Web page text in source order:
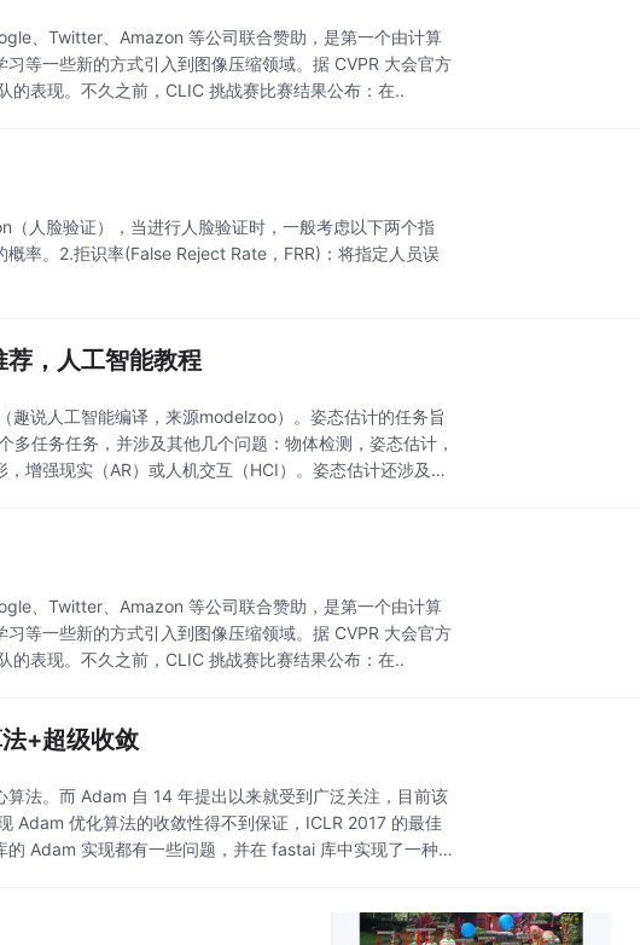
、Twitter、Amazon 等公司联合赞助，是第一个由计算
等一些新的方式引入到图像压缩领域。据 CVPR 大会官方
的表现。不久之前，CLIC 挑战赛比赛结果公布：在..
人脸验证），当进行人脸验证时，一般考虑以下两个指
率。2.拒识率(False Reject Rate，FRR)：将指定人员误
，人工智能教程
趣说人工智能编译，来源modelzoo）。姿态估计的任务旨
任务任务，并涉及其他几个问题：物体检测，姿态估计，
增强现实（AR）或人机交互（HCI）。姿态估计还涉及基
、Twitter、Amazon 等公司联合赞助，是第一个由计算
等一些新的方式引入到图像压缩领域。据 CVPR 大会官方
的表现。不久之前，CLIC 挑战赛比赛结果公布：在..
+超级收敛
法。而 Adam 自 14 年提出以来就受到广泛关注，目前该
Adam 优化算法的收敛性得不到保证，ICLR 2017 的最佳
Adam 实现都有一些问题，并在 fastai 库中实现了一种新